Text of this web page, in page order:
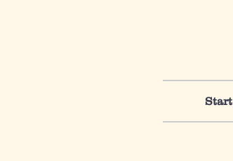
Start